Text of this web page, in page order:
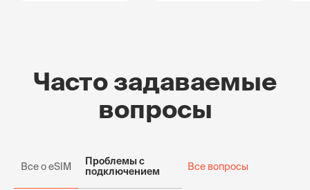
Часто задаваемые
вопросы
Все о eSIM
Проблемы с
подключением
Все вопросы